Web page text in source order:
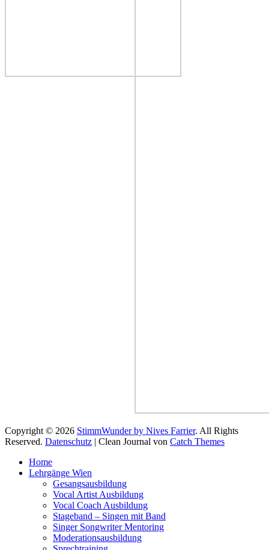
Copyright © 2026 StimmWunder by Nives Farrier. All Rights
Reserved. Datenschutz | Clean Journal von Catch Themes
scrollenHome
Lehrgänge Wien
Gesangsausbildung
Vocal Artist Ausbildung
Vocal Coach Ausbildung
Stageband – Singen mit Band
Singer Songwriter Mentoring
Moderationsausbildung